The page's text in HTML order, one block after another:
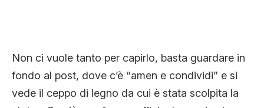
Non ci vuole tanto per capirlo, basta guardare in
fondo al post, dove c’è “amen e condividi” e si
vede il ceppo di legno da cui è stata scolpita la